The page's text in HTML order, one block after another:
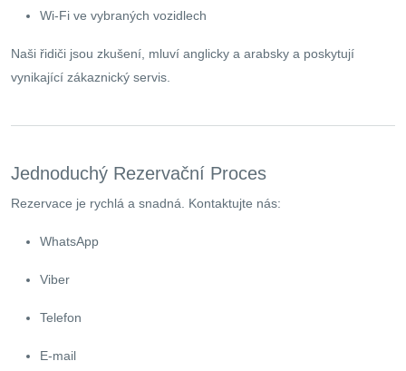
Wi-Fi ve vybraných vozidlech
Naši řidiči jsou zkušení, mluví anglicky a arabsky a poskytují
vynikající zákaznický servis.
Jednoduchý Rezervační Proces
Rezervace je rychlá a snadná. Kontaktujte nás:
WhatsApp
Viber
Telefon
E-mail